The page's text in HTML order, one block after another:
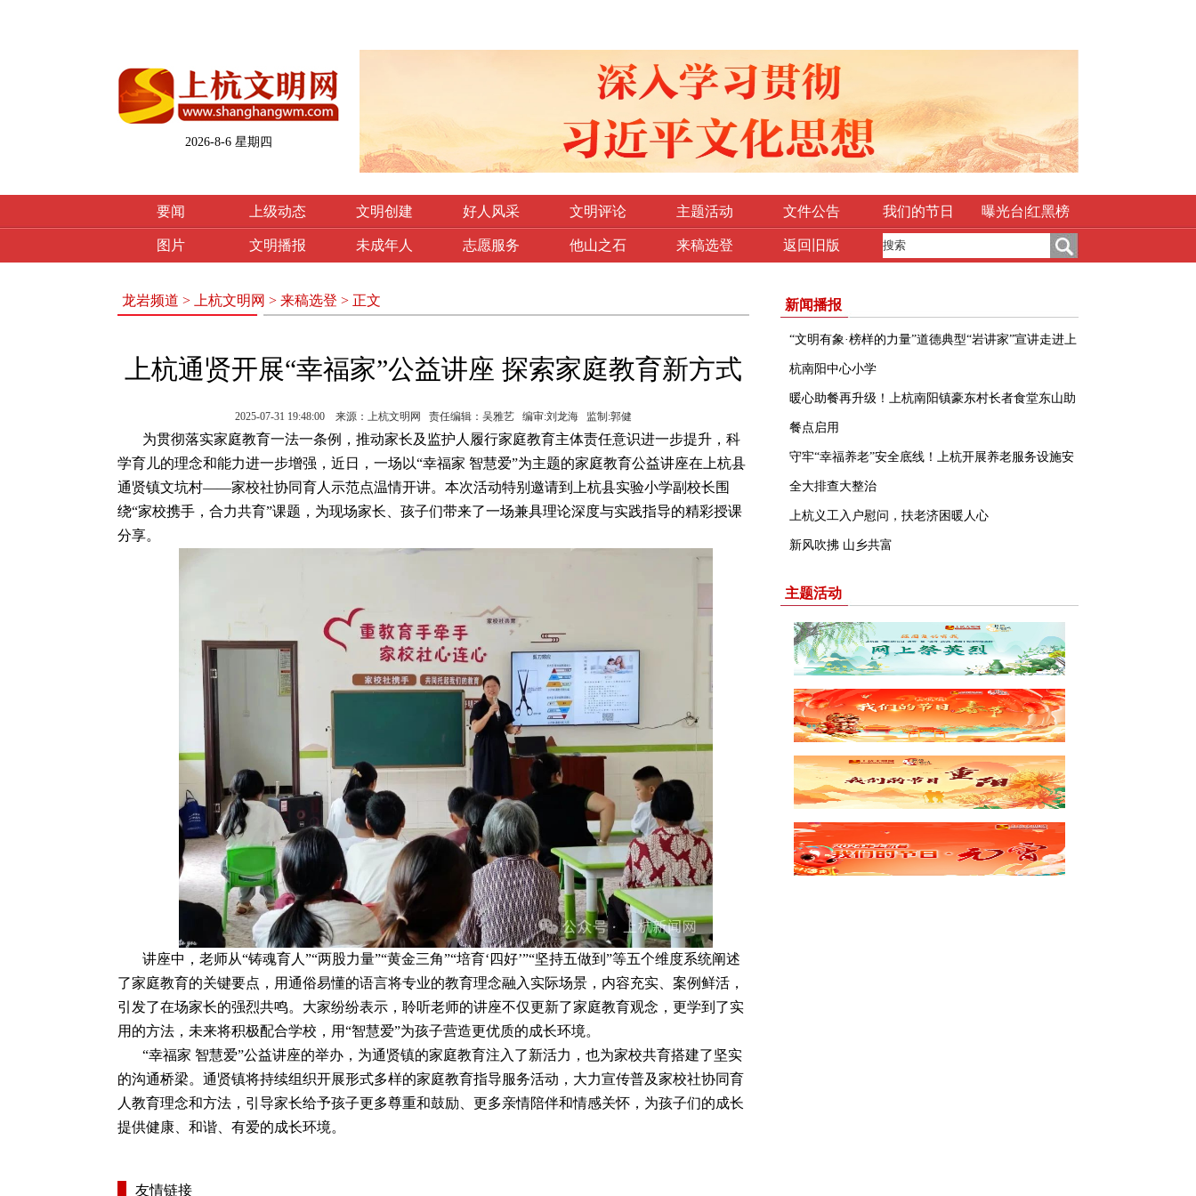
2026-8-6 星期四
要闻 上级动态 文明创建 好人风采 文明评论 主题活动 文件公告 我们的节日 曝光台|红黑榜
图片 文明播报 未成年人 志愿服务 他山之石 来稿选登 返回旧版
龙岩频道 > 上杭文明网 > 来稿选登 > 正文
上杭通贤开展“幸福家”公益讲座 探索家庭教育新方式
2025-07-31 19:48:00 来源：上杭文明网 责任编辑：吴雅艺 编审:刘龙海 监制:郭健
为贯彻落实家庭教育一法一条例，推动家长及监护人履行家庭教育主体责任意识进一步提升，科
学育儿的理念和能力进一步增强，近日，一场以“幸福家 智慧爱”为主题的家庭教育公益讲座在上杭县
通贤镇文坑村——家校社协同育人示范点温情开讲。本次活动特别邀请到上杭县实验小学副校长围
绕“家校携手，合力共育”课题，为现场家长、孩子们带来了一场兼具理论深度与实践指导的精彩授课
分享。
讲座中，老师从“铸魂育人”“两股力量”“黄金三角”“培育‘四好’”“坚持五做到”等五个维度系统阐述
了家庭教育的关键要点，用通俗易懂的语言将专业的教育理念融入实际场景，内容充实、案例鲜活，
引发了在场家长的强烈共鸣。大家纷纷表示，聆听老师的讲座不仅更新了家庭教育观念，更学到了实
用的方法，未来将积极配合学校，用“智慧爱”为孩子营造更优质的成长环境。
“幸福家 智慧爱”公益讲座的举办，为通贤镇的家庭教育注入了新活力，也为家校共育搭建了坚实
的沟通桥梁。通贤镇将持续组织开展形式多样的家庭教育指导服务活动，大力宣传普及家校社协同育
人教育理念和方法，引导家长给予孩子更多尊重和鼓励、更多亲情陪伴和情感关怀，为孩子们的成长
提供健康、和谐、有爱的成长环境。
新闻播报
“文明有象·榜样的力量”道德典型“岩讲家”宣讲走进上
杭南阳中心小学
暖心助餐再升级！上杭南阳镇豪东村长者食堂东山助
餐点启用
守牢“幸福养老”安全底线！上杭开展养老服务设施安
全大排查大整治
上杭义工入户慰问，扶老济困暖人心
新风吹拂 山乡共富
主题活动
友情链接